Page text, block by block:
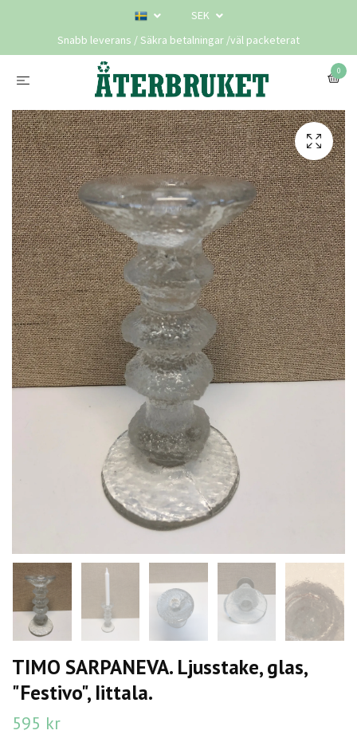
SEK
Snabb leverans / Säkra betalningar /väl packeterat
0
TIMO SARPANEVA. Ljusstake, glas,
"Festivo", Iittala.
595 kr